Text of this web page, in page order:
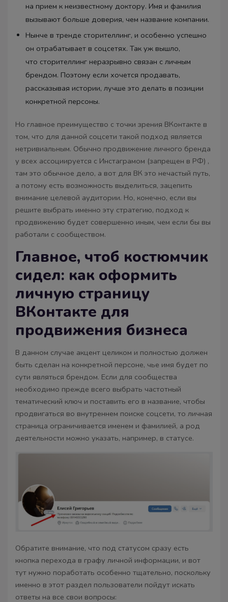
на прием к неизвестному доктору. Имя и фамилия
вызывают больше доверия, чем название компании.
Нынче в тренде сторителлинг, и особенно успешно
он отрабатывает в соцсетях. Так уж вышло,
что сторителлинг неразрывно связан с личным
брендом. Поэтому если хочется продавать,
рассказывая истории, лучше это делать в позиции
конкретной персоны.
Но главное преимущество с точки зрения ВКонтакте в
том, что для данной соцсети такой подход является
нетривиальным. Обычно продвижение личного бренда
у всех ассоциируется с Инстаграмом (запрещен в РФ) ,
там это обычное дело, а вот для ВК это нечастый путь,
а потому есть возможность выделиться, зацепить
внимание целевой аудитории. Но, конечно, если вы
решите выбрать именно эту стратегию, подход к
продвижению будет совершенно иным, чем если бы вы
работали с сообществом.
Главное, чтоб костюмчик
сидел: как оформить
личную страницу
ВКонтакте для
продвижения бизнеса
В данном случае акцент целиком и полностью должен
быть сделан на конкретной персоне, чье имя будет по
сути являться брендом. Если для сообщества
необходимо прежде всего выбрать частотный
тематический ключ и поставить его в название, чтобы
продвигаться во внутреннем поиске соцсети, то личная
страница ограничивается именем и фамилией, а род
деятельности можно указать, например, в статусе.
Обратите внимание, что под статусом сразу есть
кнопка перехода в графу личной информации, и вот
тут нужно поработать особенно тщательно, поскольку
именно в этот раздел пользователи пойдут искать
ответы на все свои вопросы: